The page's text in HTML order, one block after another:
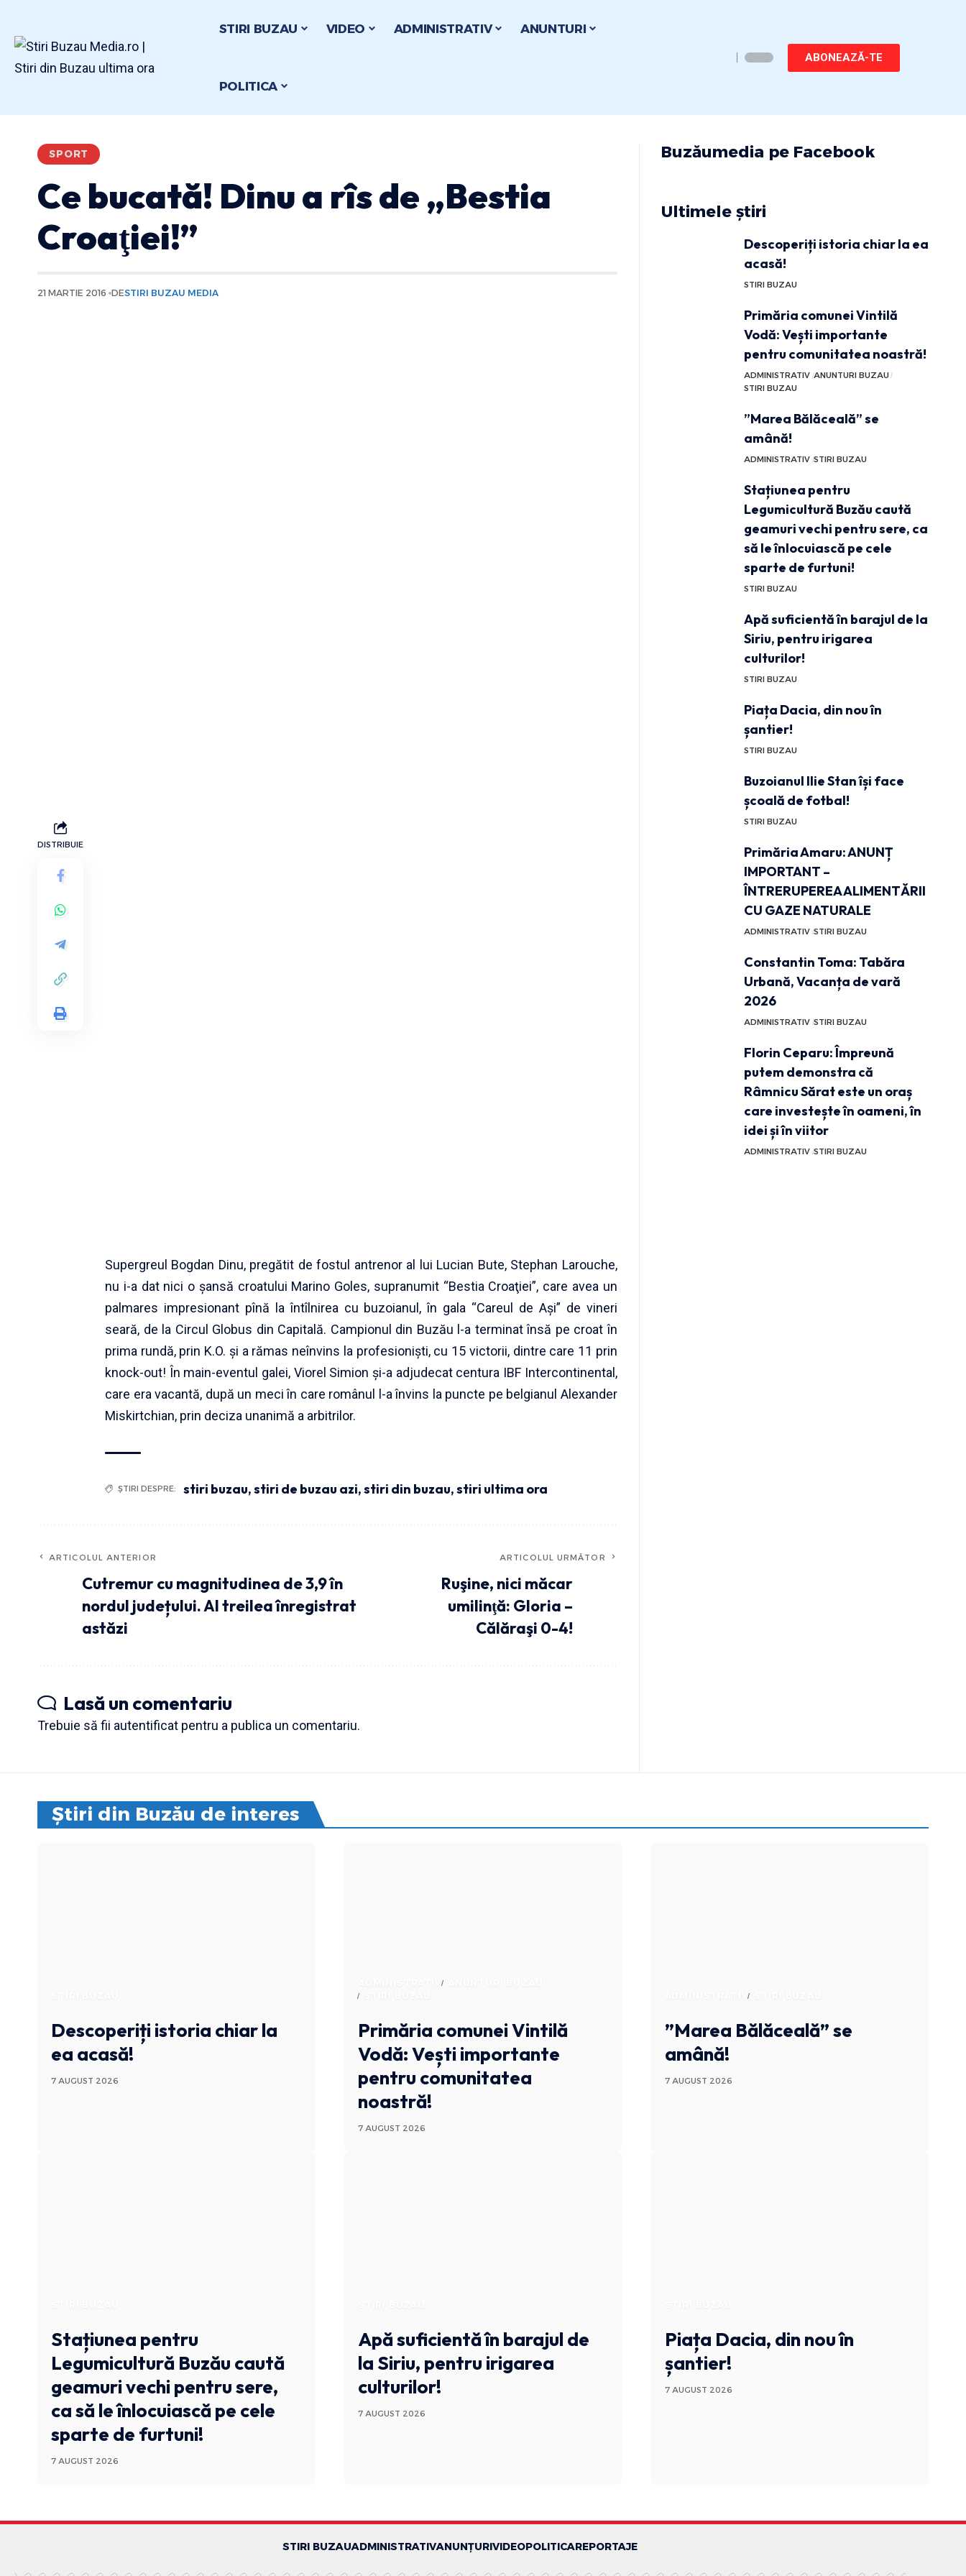
STIRI BUZAU VIDEO ADMINISTRATIV ANUNTURI
POLITICA
ABONEAZĂ-TE
SPORT
Ce bucată! Dinu a rîs de „Bestia
Croaţiei!”
21 MARTIE 2016 DESTIRI BUZAU MEDIA
DISTRIBUIE
Supergreul Bogdan Dinu, pregătit de fostul antrenor al lui Lucian Bute, Stephan Larouche,
nu i-a dat nici o şansă croatului Marino Goles, supranumit “Bestia Croaţiei”, care avea un
palmares impresionant pînă la întîlnirea cu buzoianul, în gala “Careul de Aşi” de vineri
seară, de la Circul Globus din Capitală. Campionul din Buzău l-a terminat însă pe croat în
prima rundă, prin K.O. şi a rămas neînvins la profesionişti, cu 15 victorii, dintre care 11 prin
knock-out! În main-eventul galei, Viorel Simion şi-a adjudecat centura IBF Intercontinental,
care era vacantă, după un meci în care românul l-a învins la puncte pe belgianul Alexander
Miskirtchian, prin deciza unanimă a arbitrilor.
ȘTIRI DESPRE: stiri buzau,stiri de buzau azi,stiri din buzau,stiri ultima ora
ARTICOLUL ANTERIOR
Cutremur cu magnitudinea de 3,9 în
nordul județului. Al treilea înregistrat
astăzi
ARTICOLUL URMĂTOR
Ruşine, nici măcar
umilinţă: Gloria –
Călăraşi 0-4!
Lasă un comentariu
Trebuie să fii autentificat pentru a publica un comentariu.
Buzăumedia pe Facebook
Ultimele știri
Descoperiți istoria chiar la ea
acasă!
STIRI BUZAU
Primăria comunei Vintilă
Vodă: Vești importante
pentru comunitatea noastră!
ADMINISTRATIV ANUNTURI BUZAU
STIRI BUZAU
”Marea Bălăceală” se
amână!
ADMINISTRATIV STIRI BUZAU
Stațiunea pentru
Legumicultură Buzău caută
geamuri vechi pentru sere, ca
să le înlocuiască pe cele
sparte de furtuni!
STIRI BUZAU
Apă suficientă în barajul de la
Siriu, pentru irigarea
culturilor!
STIRI BUZAU
Piața Dacia, din nou în
șantier!
STIRI BUZAU
Buzoianul Ilie Stan își face
școală de fotbal!
STIRI BUZAU
Primăria Amaru: ANUNȚ
IMPORTANT –
ÎNTRERUPEREA ALIMENTĂRII
CU GAZE NATURALE
ADMINISTRATIV STIRI BUZAU
Constantin Toma: Tabăra
Urbană, Vacanța de vară
2026
ADMINISTRATIV STIRI BUZAU
Florin Ceparu: Împreună
putem demonstra că
Râmnicu Sărat este un oraș
care investește în oameni, în
idei și în viitor
ADMINISTRATIV STIRI BUZAU
Știri din Buzău de interes
Descoperiți istoria chiar la
ea acasă!
7 AUGUST 2026
ADMINISTRATIV
Primăria comunei Vintilă
Vodă: Vești importante
pentru comunitatea
noastră!
7 AUGUST 2026
ADMINISTRATIV
”Marea Bălăceală” se
amână!
7 AUGUST 2026
Stațiunea pentru
Legumicultură Buzău caută
geamuri vechi pentru sere,
ca să le înlocuiască pe cele
sparte de furtuni!
7 AUGUST 2026
Apă suficientă în barajul de
la Siriu, pentru irigarea
culturilor!
7 AUGUST 2026
Piața Dacia, din nou în
șantier!
7 AUGUST 2026
STIRI BUZAUADMINISTRATIVANUNȚURIVIDEOPOLITICAREPORTAJE